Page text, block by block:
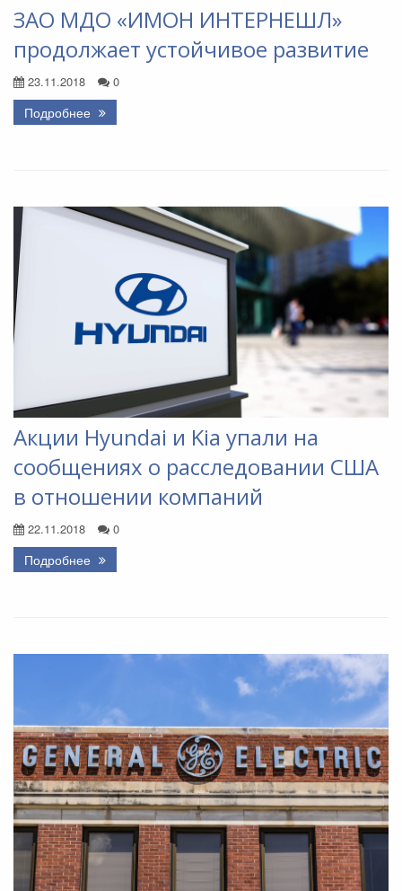
ЗАО МДО «ИМОН ИНТЕРНЕШЛ»
продолжает устойчивое развитие
23.11.2018 0
Подробнее
Акции Hyundai и Kia упали на
сообщениях о расследовании США
в отношении компаний
22.11.2018 0
Подробнее